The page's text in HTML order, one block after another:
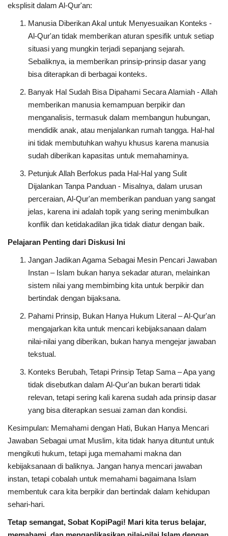
eksplisit dalam Al-Qur'an:
Manusia Diberikan Akal untuk Menyesuaikan Konteks -
Al-Qur'an tidak memberikan aturan spesifik untuk setiap
situasi yang mungkin terjadi sepanjang sejarah.
Sebaliknya, ia memberikan prinsip-prinsip dasar yang
bisa diterapkan di berbagai konteks.
Banyak Hal Sudah Bisa Dipahami Secara Alamiah - Allah
memberikan manusia kemampuan berpikir dan
menganalisis, termasuk dalam membangun hubungan,
mendidik anak, atau menjalankan rumah tangga. Hal-hal
ini tidak membutuhkan wahyu khusus karena manusia
sudah diberikan kapasitas untuk memahaminya.
Petunjuk Allah Berfokus pada Hal-Hal yang Sulit
Dijalankan Tanpa Panduan - Misalnya, dalam urusan
perceraian, Al-Qur'an memberikan panduan yang sangat
jelas, karena ini adalah topik yang sering menimbulkan
konflik dan ketidakadilan jika tidak diatur dengan baik.
Pelajaran Penting dari Diskusi Ini
Jangan Jadikan Agama Sebagai Mesin Pencari Jawaban
Instan – Islam bukan hanya sekadar aturan, melainkan
sistem nilai yang membimbing kita untuk berpikir dan
bertindak dengan bijaksana.
Pahami Prinsip, Bukan Hanya Hukum Literal – Al-Qur'an
mengajarkan kita untuk mencari kebijaksanaan dalam
nilai-nilai yang diberikan, bukan hanya mengejar jawaban
tekstual.
Konteks Berubah, Tetapi Prinsip Tetap Sama – Apa yang
tidak disebutkan dalam Al-Qur'an bukan berarti tidak
relevan, tetapi sering kali karena sudah ada prinsip dasar
yang bisa diterapkan sesuai zaman dan kondisi.
Kesimpulan: Memahami dengan Hati, Bukan Hanya Mencari
Jawaban Sebagai umat Muslim, kita tidak hanya dituntut untuk
mengikuti hukum, tetapi juga memahami makna dan
kebijaksanaan di baliknya. Jangan hanya mencari jawaban
instan, tetapi cobalah untuk memahami bagaimana Islam
membentuk cara kita berpikir dan bertindak dalam kehidupan
sehari-hari.
Tetap semangat, Sobat KopiPagi! Mari kita terus belajar,